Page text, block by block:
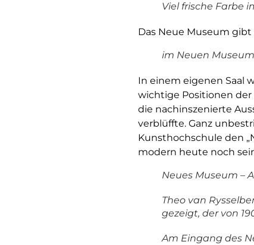
Viel frische Farbe
Das Neue Museum
im Neuen
In einem eigenen Saal
wichtige Positionen
die nachinszenierte
verblüffte. Ganz
Kunsthochschule den
modern heute noch
Neues Museum –
Theo van
gezeigt, der von
Am Eingang des